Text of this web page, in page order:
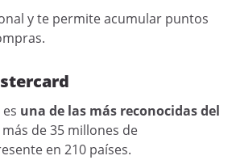
y te permite acumular puntos
una de las más reconocidas del
de 35 millones de
en 210 países.